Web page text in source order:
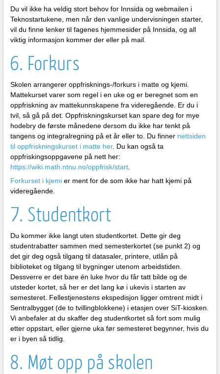
Du vil ikke ha veldig stort behov for Innsida og webmailen i
Teknostartukene, men når den vanlige undervisningen starter,
vil du finne lenker til fagenes hjemmesider på Innsida, og all
viktig informasjon kommer der eller på mail.
6. Forkurs
Skolen arrangerer oppfrisknings-/forkurs i matte og kjemi.
Mattekurset varer som regel i en uke og er beregnet som en
oppfriskning av mattekunnskapene fra videregående. Er du i
tvil, så gå på det. Oppfriskningskurset kan spare deg for mye
hodebry de første månedene dersom du ikke har tenkt på
tangens og integralregning på et år eller to. Du finner nettsiden
til oppfriskningskurset i matte her. Du kan også ta
oppfriskingsoppgavene på nett her:
https://wiki.math.ntnu.no/oppfrisk/start
Forkurset i kjemi er ment for de som ikke har hatt kjemi på
videregående.
7. Studentkort
Du kommer ikke langt uten studentkortet. Dette gir deg
studentrabatter sammen med semesterkortet (se punkt 2) og
det gir deg også tilgang til datasaler, printere, utlån på
biblioteket og tilgang til bygninger utenom arbeidstiden.
Dessverre er det bare én luke hvor du får tatt bilde og de
utsteder kortet, så her er det lang kø i ukevis i starten av
semesteret. Fellestjenestens ekspedisjon ligger omtrent midt i
Sentralbygget (de to tvillingblokkene) i etasjen over SiT-kiosken.
Vi anbefaler at du skaffer deg studentkortet så fort som mulig
etter oppstart, eller gjerne uka før semesteret begynner, hvis du
er i byen så tidlig.
8. Møt opp på skolen